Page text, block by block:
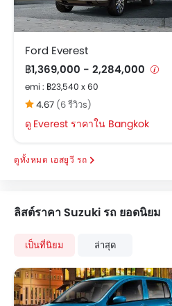
Ford Everest
฿1,369,000 - 2,284,000
emi : ฿23,540 x 60
4.67 (6 รีวิวs)
Everest ราคาใน Bangkok
เอสยูวี รถ
ลิสต์ราคา Suzuki รถ ยอดนิยม
เป็นที่นิยม ล่าสุด